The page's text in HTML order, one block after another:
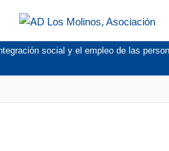
social y el empleo de las